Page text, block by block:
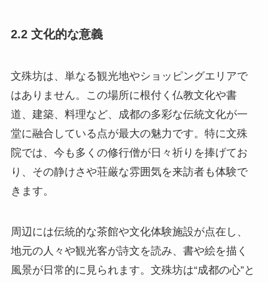
2.2 文化的な意義
文殊坊は、単なる観光地やショッピングエリアで
はありません。この場所に根付く仏教文化や書
道、建築、料理など、成都の多彩な伝統文化が一
堂に融合している点が最大の魅力です。特に文殊
院では、今も多くの修行僧が日々祈りを捧げてお
り、その静けさや荘厳な雰囲気を来訪者も体験で
きます。
周辺には伝統的な茶館や文化体験施設が点在し、
地元の人々や観光客が詩文を読み、書や絵を描く
風景が日常的に見られます。文殊坊は“成都の心”と